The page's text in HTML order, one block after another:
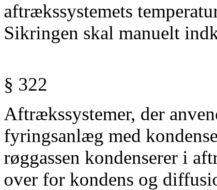
aftrækssystemets
Sikringen skal manuelt
§ 322
Aftrækssystemer, der
fyringsanlæg med
røggassen kondenserer i
over for kondens og